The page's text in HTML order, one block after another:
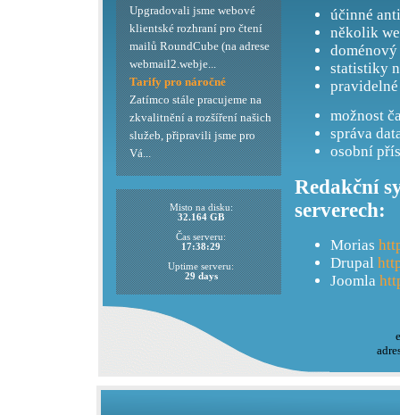
účinné
několik
doménový
statistiky
možnost
správa
osobní
Redakční
serverech:
Morias
Drupal
Joomla
Upgradovali jsme webové
klientské rozhraní pro čtení
mailů RoundCube (na adrese
webmail2.webje...
Tarify pro náročné
Zatímco stále pracujeme na
zkvalitnění a rozšíření našich
služeb, připravili jsme pro
Vá...
Misto na disku:
32.164 GB
Čas serveru:
17:38:29
Uptime serveru:
29 days